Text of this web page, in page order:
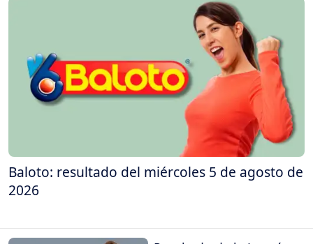
Baloto: resultado del miércoles 5 de agosto de
2026